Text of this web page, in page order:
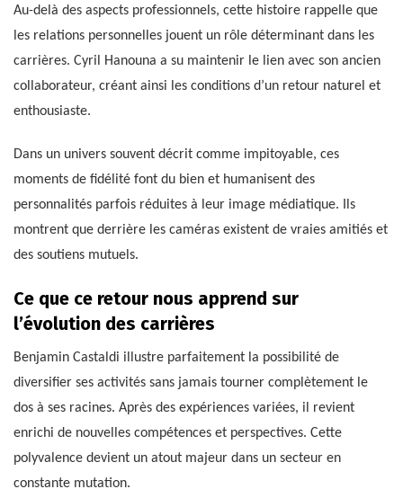
Au-delà des aspects professionnels, cette histoire rappelle que
les relations personnelles jouent un rôle déterminant dans les
carrières. Cyril Hanouna a su maintenir le lien avec son ancien
collaborateur, créant ainsi les conditions d’un retour naturel et
enthousiaste.
Dans un univers souvent décrit comme impitoyable, ces
moments de fidélité font du bien et humanisent des
personnalités parfois réduites à leur image médiatique. Ils
montrent que derrière les caméras existent de vraies amitiés et
des soutiens mutuels.
Ce que ce retour nous apprend sur
l’évolution des carrières
Benjamin Castaldi illustre parfaitement la possibilité de
diversifier ses activités sans jamais tourner complètement le
dos à ses racines. Après des expériences variées, il revient
enrichi de nouvelles compétences et perspectives. Cette
polyvalence devient un atout majeur dans un secteur en
constante mutation.